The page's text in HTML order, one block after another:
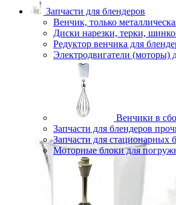
Запчасти для блендеров
Венчик, только
Диски нарезки, терки,
Редуктор венчика для
Электродвигатели (моторы)
Венчики в
Запчасти для блендеров
Запчасти для стационарных
Моторные блоки для